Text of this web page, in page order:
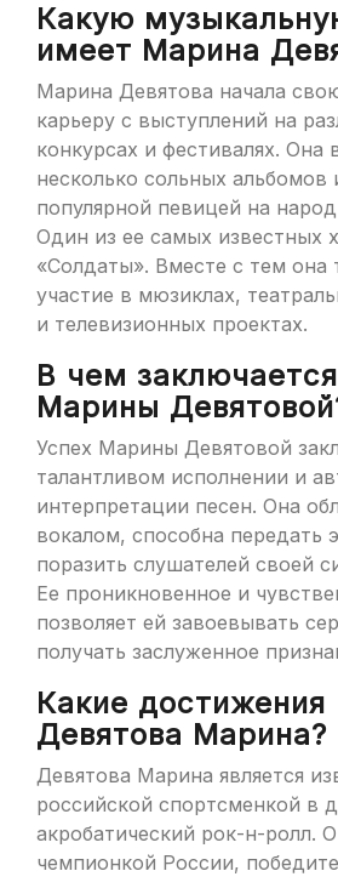
Какую
имеет Марина
Марина Девятова начала
карьеру с выступлений на
конкурсах и фестивалях. Она
несколько сольных альбомов
популярной певицей на
Один из ее самых известных
«Солдаты». Вместе с тем она
участие в мюзиклах,
и телевизионных проектах.
В чем
Марины
Успех Марины Девятовой
талантливом исполнении и
интерпретации песен. Она
вокалом, способна передать
поразить слушателей своей
Ее проникновенное и
позволяет ей завоевывать
получать заслуженное
Какие достижения
Девятова Марина?
Девятова Марина является
российской спортсменкой в
акробатический рок-н-ролл.
чемпионкой России,